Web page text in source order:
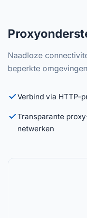
Naadloze
beperkte
Verbind via HTTP-
Transparante
netwerken